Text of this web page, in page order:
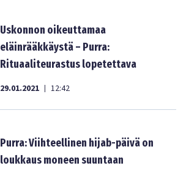
Uskonnon oikeuttamaa
eläinrääkkäystä – Purra:
Rituaaliteurastus lopetettava
29.01.2021 | 12:42
Purra: Viihteellinen hijab-päivä on
loukkaus moneen suuntaan